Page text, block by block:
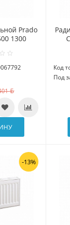
Prado
1300
Код
Под
-13%